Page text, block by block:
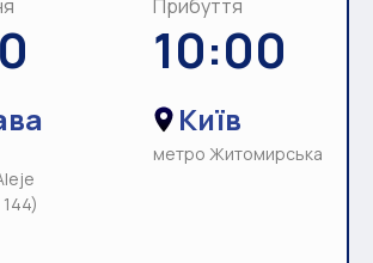
Прибуття
10:00
Київ
метро Житомирська